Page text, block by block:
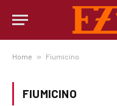
Home » Fiumicino
FIUMICINO